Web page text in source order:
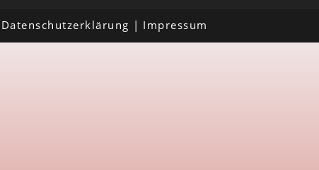
Datenschutzerklärung Impressum